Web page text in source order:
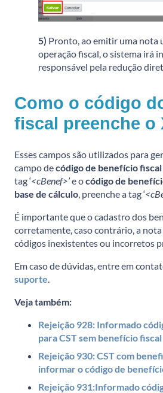
5) Pronto, ao emitir uma nota
operação fiscal, o sistema irá
responsável pela redução
Como o código
fiscal preenche o
Esses campos são utilizados para
campo decódigo de benefício
tag ‘<cBenef>’e ocódigo de
base de cálculo, preenche a tag ‘
É importante que o cadastro dos
corretamente, caso contrário, a
códigos inexistentes ou incorretos
Em caso de dúvidas, entre em
suporte.
Veja também:
Rejeição 928: Informado
para CST sem benefício fiscal
Rejeição 930: CST com
informar o código de
Rejeição 931:Informado